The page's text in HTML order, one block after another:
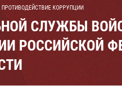
ПРОТИВОДЕЙСТВИЕ КОРРУПЦИИ
СЛУЖБЫ
РОССИЙСКОЙ